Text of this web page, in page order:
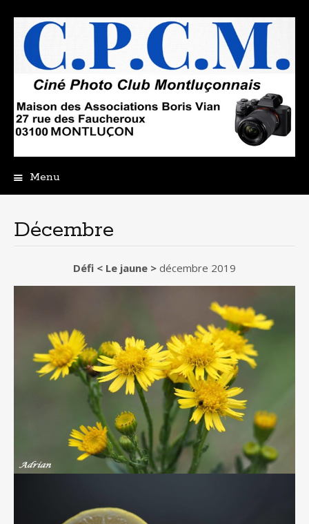
Menu
contenu
principal
Décembre
Défi < Le jaune > décembre 2019